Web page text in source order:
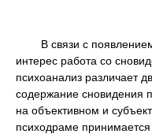
В связи с появлением
интерес работа со
психоанализ различает
содержание сновидения
на объективном и
психодраме